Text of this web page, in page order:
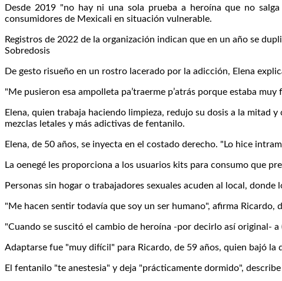
Desde 2019 "no hay ni una sola prueba a heroína que no
consumidores de Mexicali en situación vulnerable.
Registros de 2022 de la organización indican que en un año se
Sobredosis
De gesto risueño en un rostro lacerado por la adicción, Elena
"Me pusieron esa ampolleta pa’traerme p’atrás porque estaba
Elena, quien trabaja haciendo limpieza, redujo su dosis a la mitad
mezclas letales y más adictivas de fentanilo.
Elena, de 50 años, se inyecta en el costado derecho. "Lo hice
La oenegé les proporciona a los usuarios kits para consumo que
Personas sin hogar o trabajadores sexuales acuden al local,
"Me hacen sentir todavía que soy un ser humano", afirma Ricardo,
"Cuando se suscitó el cambio de heroína -por decirlo así original-
Adaptarse fue "muy difícil" para Ricardo, de 59 años, quien bajó la
El fentanilo "te anestesia" y deja "prácticamente dormido",